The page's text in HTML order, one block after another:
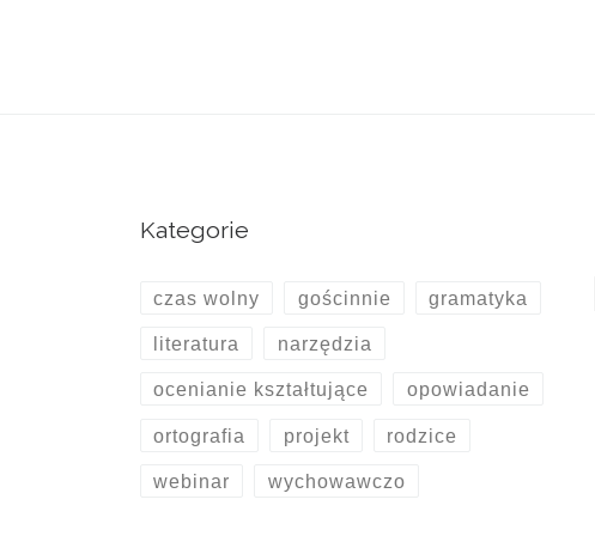
Kategorie
czas wolny gościnnie gramatyka
literatura narzędzia
ocenianie kształtujące opowiadanie
ortografia projekt rodzice
webinar wychowawczo